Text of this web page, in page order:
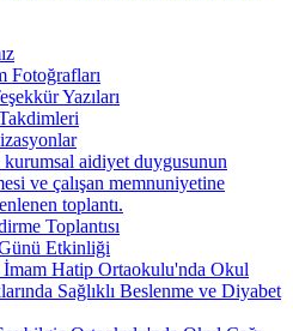
Fotoğrafları
Yazıları
kurumsal aidiyet duygusunun
ve çalışan memnuniyetine
toplantı.
Toplantısı
Etkinliği
İmam Hatip Ortaokulu'nda Okul
Sağlıklı Beslenme ve Diyabet